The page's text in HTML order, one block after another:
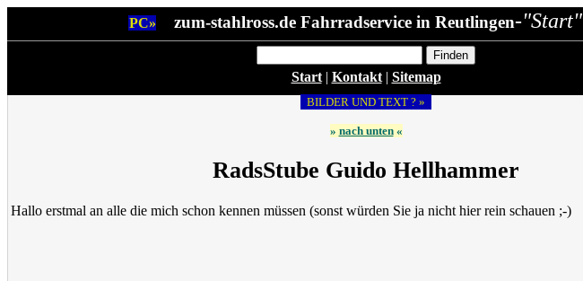
PC» zum-stahlross.de Fahrradservice in Reutlingen-"Start"
Start| Kontakt| Sitemap
BILDER UND TEXT ? »
» nach unten«
RadsStube Guido Hellhammer
Hallo erstmal an alle die mich schon kennen müssen (sonst würden Sie ja nicht hier rein schauen ;-)